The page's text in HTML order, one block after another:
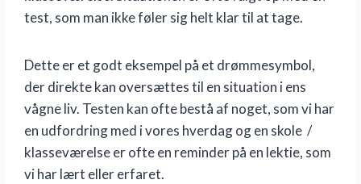
test, som man ikke føler sig helt klar til at tage.
Dette er et godt eksempel på et drømmesymbol,
der direkte kan oversættes til en situation i ens
vågne liv. Testen kan ofte bestå af noget, som vi har
en udfordring med i vores hverdag og en skole /
klasseværelse er ofte en reminder på en lektie, som
vi har lært eller erfaret.